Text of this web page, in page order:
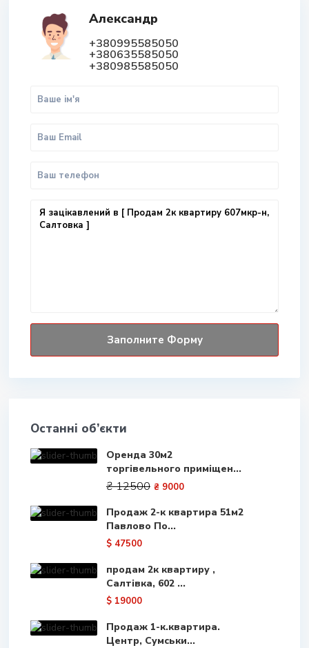
Александр
+380995585050
+380635585050
+380985585050
Останні об’єкти
Оренда 30м2
торгівельного приміщен...
₴ 12500 ₴ 9000
Продаж 2-к квартира 51м2
Павлово По...
$ 47500
продам 2к квартиру ,
Салтівка, 602 ...
$ 19000
Продаж 1-к.квартира.
Центр, Сумськи...